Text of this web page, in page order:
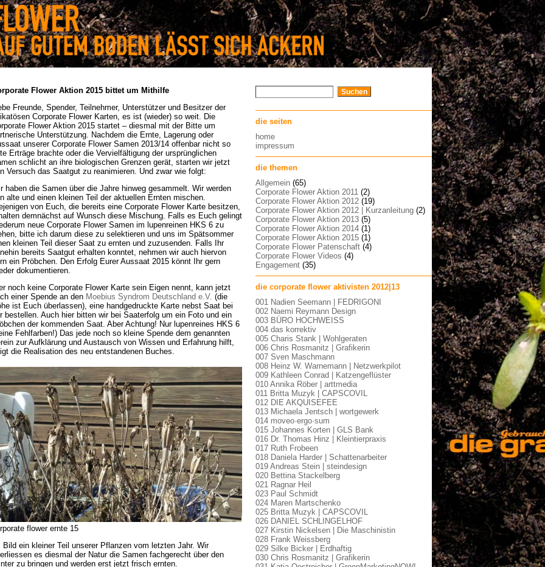
Flower Aktion 2015 bittet um Mithilfe
Freunde, Spender, Teilnehmer, Unterstützer und Besitzer der
Corporate Flower Karten, es ist (wieder) so weit. Die
Flower Aktion 2015 startet – diesmal mit der Bitte um
Unterstützung. Nachdem die Ernte, Lagerung oder
unserer Corporate Flower Samen 2013/14 offenbar nicht so
Erträge brachte oder die Vervielfältigung der ursprünglichen
schlicht an ihre biologischen Grenzen gerät, starten wir jetzt
Versuch das Saatgut zu reanimieren. Und zwar wie folgt:
haben die Samen über die Jahre hinweg gesammelt. Wir werden
alte und einen kleinen Teil der aktuellen Ernten mischen.
von Euch, die bereits eine Corporate Flower Karte besitzen,
demnächst auf Wunsch diese Mischung. Falls es Euch gelingt
neue Corporate Flower Samen im lupenreinen HKS 6 zu
bitte ich darum diese zu selektieren und uns im Spätsommer
kleinen Teil dieser Saat zu ernten und zuzusenden. Falls Ihr
bereits Saatgut erhalten konntet, nehmen wir auch hiervon
ein Pröbchen. Den Erfolg Eurer Aussaat 2015 könnt Ihr gern
dokumentieren.
noch keine Corporate Flower Karte sein Eigen nennt, kann jetzt
einer Spende an den Moebius Syndrom Deutschland e.V. (die
ist Euch überlassen), eine handgedruckte Karte nebst Saat bei
bestellen. Auch hier bitten wir bei Saaterfolg um ein Foto und ein
der kommenden Saat. Aber Achtung! Nur lupenreines HKS 6
Fehlfarben!) Das jede noch so kleine Spende dem genannten
zur Aufklärung und Austausch von Wissen und Erfahrung hilft,
die Realisation des neu entstandenen Buches.
flower ernte 15
Bild ein kleiner Teil unserer Pflanzen vom letzten Jahr. Wir
es diesmal der Natur die Samen fachgerecht über den
zu bringen und werden erst jetzt frisch ernten.
die seiten
home
impressum
die themen
Allgemein (65)
Corporate Flower Aktion 2011 (2)
Corporate Flower Aktion 2012 (19)
Corporate Flower Aktion 2012 | Kurzanleitung (2)
Corporate Flower Aktion 2013 (5)
Corporate Flower Aktion 2014 (1)
Corporate Flower Aktion 2015 (1)
Corporate Flower Patenschaft (4)
Corporate Flower Videos (4)
Engagement (35)
die corporate flower aktivisten 2012|13
001 Nadien Seemann | FEDRIGONI
002 Naemi Reymann Design
003 BÜRO HOCHWEISS
004 das korrektiv
005 Charis Stank | Wohlgeraten
006 Chris Rosmanitz | Grafikerin
007 Sven Maschmann
008 Heinz W. Warnemann | Netzwerkpilot
009 Kathleen Conrad | Katzengeflüster
010 Annika Röber | arttmedia
011 Britta Muzyk | CAPSCOVIL
012 DIE AKQUISEFEE
013 Michaela Jentsch | wortgewerk
014 moveo·ergo·sum
015 Johannes Korten | GLS Bank
016 Dr. Thomas Hinz | Kleintierpraxis
017 Ruth Frobeen
018 Daniela Harder | Schattenarbeiter
019 Andreas Stein | steindesign
020 Bettina Stackelberg
021 Ragnar Heil
023 Paul Schmidt
024 Maren Martschenko
025 Britta Muzyk | CAPSCOVIL
026 DANIEL SCHLINGELHOF
027 Kirstin Nickelsen | Die Maschinistin
028 Frank Weissberg
029 Silke Bicker | Erdhaftig
030 Chris Rosmanitz | Grafikerin